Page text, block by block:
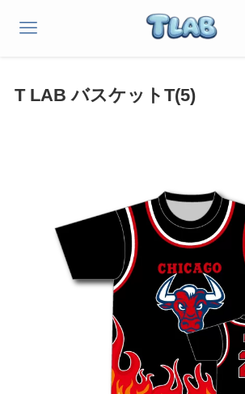
T LAB バスケットT(5)